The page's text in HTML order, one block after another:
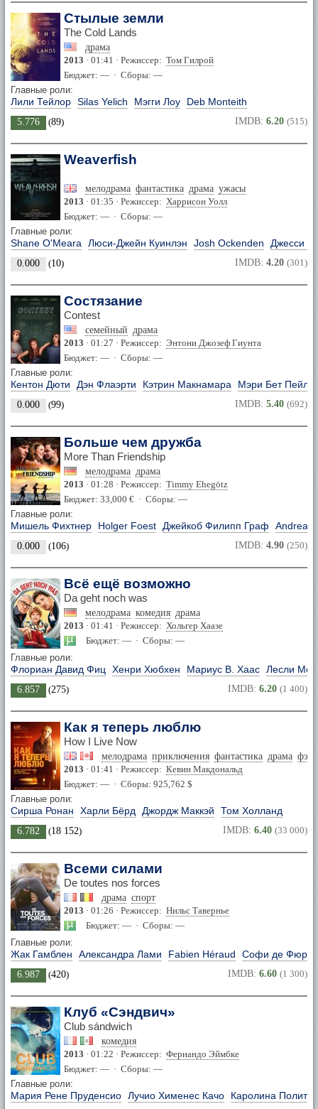
Стылые земли
The Cold Lands
драма
2013 · 01:41 · Режиссер: Том Гилрой
Бюджет: — · Сборы: —
Главные роли:
Лили Тейлор Silas Yelich Мэгги Лоу Deb Monteith
5.776 (89) IMDB: 6.20 (515)
Weaverfish
мелодрама фантастика драма ужасы
2013 · 01:35 · Режиссер: Харрисон Уолл
Бюджет: — · Сборы: —
Главные роли:
Shane O'Meara Люси-Джейн Куинлэн Josh Ockenden Джесси
0.000 (10) IMDB: 4.20 (301)
Состязание
Contest
семейный драма
2013 · 01:27 · Режиссер: Энтони Джозеф Гиунта
Бюджет: — · Сборы: —
Главные роли:
Кентон Дюти Дэн Флаэрти Кэтрин Макнамара Мэри Бет Пейл
0.000 (99) IMDB: 5.40 (692)
Больше чем дружба
More Than Friendship
мелодрама драма
2013 · 01:28 · Режиссер: Timmy Ehegötz
Бюджет: 33,000 € · Сборы: —
Главные роли:
Мишель Фихтнер Holger Foest Джейкоб Филипп Граф Andreas
0.000 (106) IMDB: 4.90 (250)
Всё ещё возможно
Da geht noch was
мелодрама комедия драма
2013 · 01:41 · Режиссер: Хольгер Хаазе
Бюджет: — · Сборы: —
Главные роли:
Флориан Давид Фиц Хенри Хюбхен Мариус В. Хаас Лесли
6.857 (275) IMDB: 6.20 (1 400)
Как я теперь люблю
How I Live Now
мелодрама приключения фантастика драма
2013 · 01:41 · Режиссер: Кевин Макдональд
Бюджет: — · Сборы: 925,762 $
Главные роли:
Сирша Ронан Харли Бёрд Джордж Маккэй Том Холланд
6.782 (18 152) IMDB: 6.40 (33 000)
Всеми силами
De toutes nos forces
драма спорт
2013 · 01:26 · Режиссер: Нильс Тавернье
Бюджет: — · Сборы: —
Главные роли:
Жак Гамблен Александра Лами Fabien Héraud Софи де Фюрст
6.987 (420) IMDB: 6.60 (1 300)
Клуб «Сэндвич»
Club sándwich
комедия
2013 · 01:22 · Режиссер: Фернандо Эймбке
Бюджет: — · Сборы: —
Главные роли:
Мария Рене Пруденсио Лучио Хименес Качо Каролина Полити